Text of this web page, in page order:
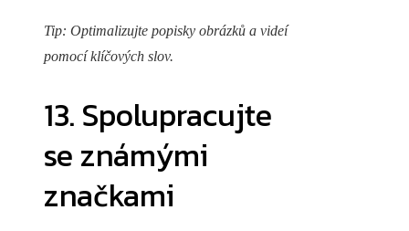
Tip: Optimalizujte popisky obrázků a videí
pomocí klíčových slov.
13. Spolupracujte
se známými
značkami